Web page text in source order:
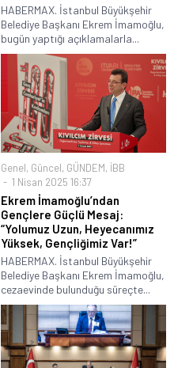
HABERMAX. İstanbul Büyükşehir
Belediye Başkanı Ekrem İmamoğlu,
bugün yaptığı açıklamalarla...
Genel, Güncel, GÜNDEM, İBB
1 Nisan 2025 16:37
Ekrem İmamoğlu’ndan
Gençlere Güçlü Mesaj:
“Yolumuz Uzun, Heyecanımız
Yüksek, Gençliğimiz Var!”
HABERMAX. İstanbul Büyükşehir
Belediye Başkanı Ekrem İmamoğlu,
cezaevinde bulunduğu süreçte...